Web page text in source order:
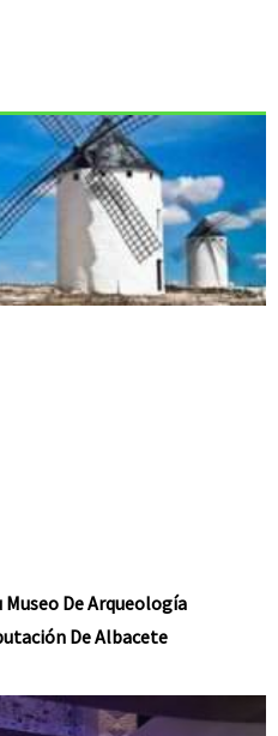
Museo De Arqueología
De Albacete